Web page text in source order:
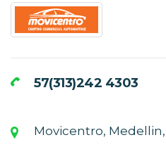
57(313)242 4303
Movicentro, Medellin,